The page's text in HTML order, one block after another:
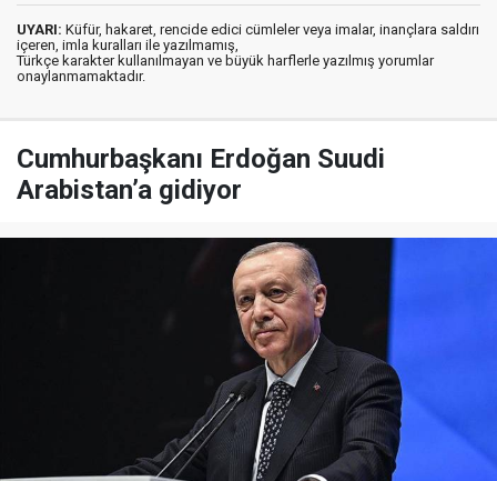
UYARI: Küfür, hakaret, rencide edici cümleler veya imalar, inançlara saldırı
içeren, imla kuralları ile yazılmamış,
Türkçe karakter kullanılmayan ve büyük harflerle yazılmış yorumlar
onaylanmamaktadır.
Cumhurbaşkanı Erdoğan Suudi
Arabistan’a gidiyor